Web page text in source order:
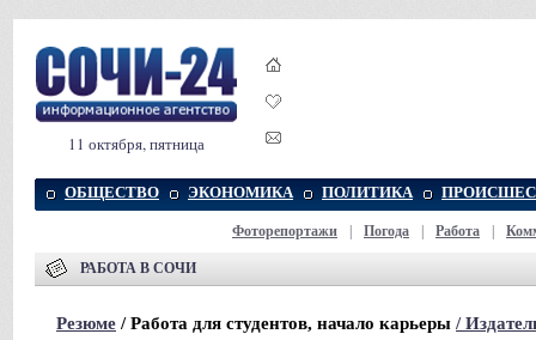
11 октября, пятница
ОБЩЕСТВО ЭКОНОМИКА ПОЛИТИКА
Фоторепортажи Погода Работа
РАБОТА В СОЧИ
Резюме / Работа для студентов, начало карьеры /